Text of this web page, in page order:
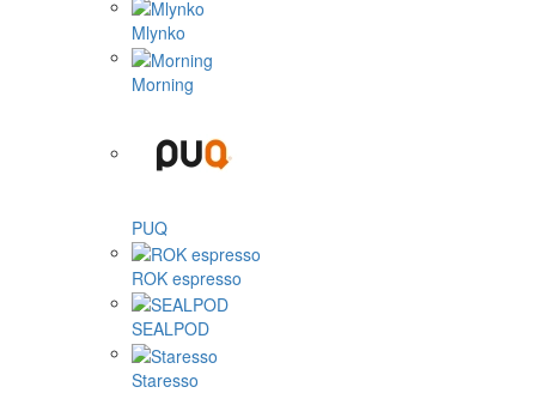
Mlynko
Morning
PUQ
ROK espresso
SEALPOD
Staresso